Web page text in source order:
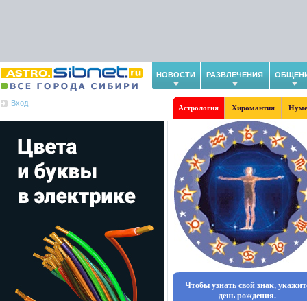
НОВОСТИ РАЗВЛЕЧЕНИЯ
Вход
Астрология Хиромантия
Чтобы узнать свой знак,
день рождения.